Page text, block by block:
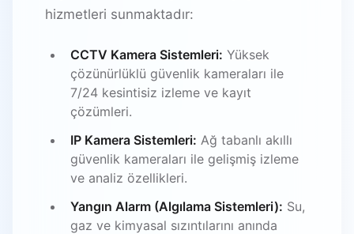
hizmetleri sunmaktadır:
CCTV Kamera Sistemleri: Yüksek
çözünürlüklü güvenlik kameraları ile
7/24 kesintisiz izleme ve kayıt
çözümleri.
IP Kamera Sistemleri: Ağ tabanlı akıllı
güvenlik kameraları ile gelişmiş izleme
ve analiz özellikleri.
Yangın Alarm (Algılama Sistemleri): Su,
gaz ve kimyasal sızıntılarını anında